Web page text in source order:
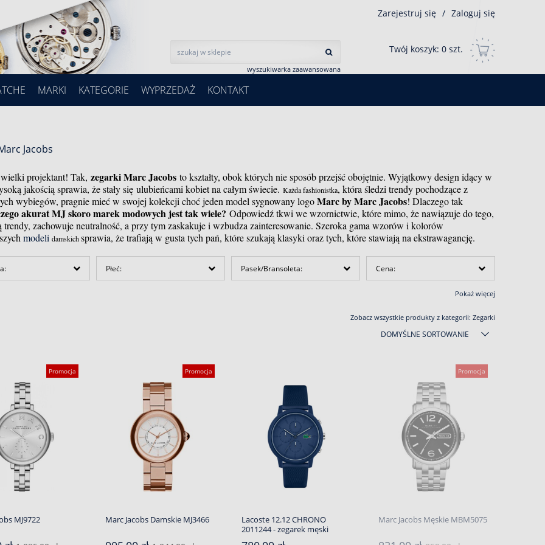
wyszukiwarka zaawansowana
Zarejestruj się / Zaloguj się
Twój koszyk: 0 szt.
MARKI KATEGORIE WYPRZEDAŻ KONTAKT
Jacobs
projektant! Tak, zegarki Marc Jacobsto kształty, obok których nie sposób przejść obojętnie. Wyjątkowy design idący w
jakością sprawia, że stały się ulubieńcami kobiet na całym świecie. Każda fashionistka, która śledzi trendy pochodzące z
wybiegów, pragnie mieć w swojej kolekcji choć jeden model sygnowany logoMarc by Marc Jacobs! Dlaczego tak
akurat MJ skoro marek modowych jest tak wiele? Odpowiedź tkwi we wzornictwie, które mimo, że nawiązuje do tego,
trendy, zachowuje neutralność, a przy tym zaskakuje i wzbudza zainteresowanie. Szeroka gama wzorów i kolorów
modeli damskichsprawia, że trafiają w gusta tych pań, które szukają klasyki oraz tych, które stawiają na ekstrawagancję.
Płeć: Pasek/Bransoleta: Cena:
Pokaż więcej
Zobacz wszystkie produkty z kategorii: Zegarki
DOMYŚLNE SORTOWANIE
Promocja
MJ9722
Promocja
Marc Jacobs Damskie MJ3466
Lacoste 12.12 CHRONO
2011244 - zegarek męski
Promocja
Marc Jacobs Męskie MBM5075